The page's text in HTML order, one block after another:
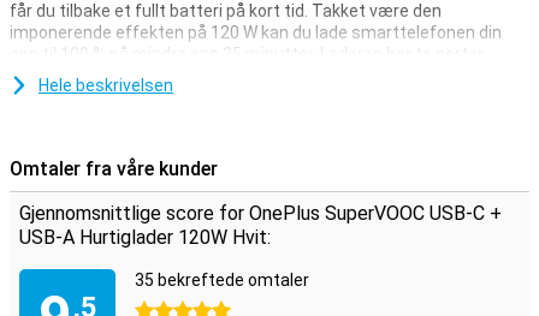
får du tilbake et fullt batteri på kort tid. Takket være den
imponerende effekten på 120 W kan du lade smarttelefonen din
opp til 100 % på mindre enn 25 minutter. Laderen har to porter -
USB-C og USB-A - slik at du kan lade to enheter samtidig.
OnePlus SuperVOOC 120W-lader er utstyrt med både en USB-C- og
en USB-A-port. Dermed kan du lade to enheter samtidig -
superpraktisk hvis du for eksempel vil lade både telefonen og
øreproppene dine. Den smarte strømfordelingen sørger for at
enhetene dine lades trygt og lynraskt. Enten du bruker en OnePlus-
laderne universelt anvendelige.
Hele beskrivelsen
Omtaler fra våre kunder
Gjennomsnittlige score for OnePlus SuperVOOC USB-C +
USB-A Hurtiglader 120W Hvit:
,5
35 bekreftede omtaler
5 stjerner